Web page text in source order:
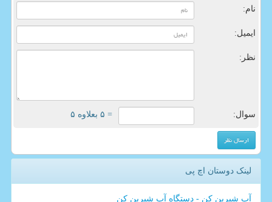
نام:
ایمیل:
نظر:
سوال: = ۵ بعلاوه ۵
لینک دوستان اچ پی
آب شیرین کن - دستگاه آب شیرین کن